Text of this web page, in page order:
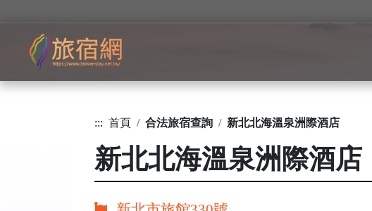
::: 首頁 合法旅宿查詢 新北北海溫泉洲際酒店
新北北海溫泉洲際酒店